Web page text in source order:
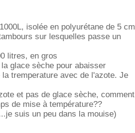
isolée en polyurétane de 5 cm
sur lesquelles passe un
litres, en gros
glace sèche pour abaisser
tremperature avec de l'azote. Je
et pas de glace sèche, comment
de mise à température??
suis un peu dans la mouise)